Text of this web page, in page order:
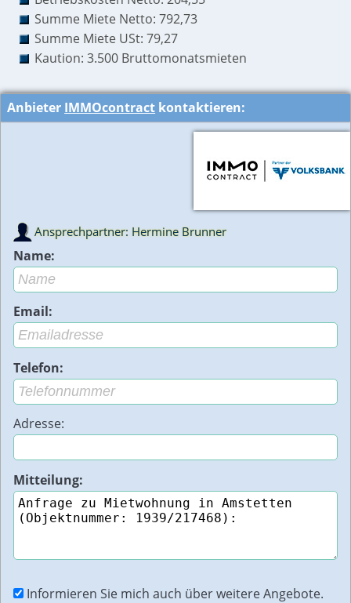
Summe Miete Netto: 792,73
Summe Miete USt: 79,27
Kaution: 3.500 Bruttomonatsmieten
Anbieter IMMOcontract kontaktieren:
Ansprechpartner: Hermine Brunner
Name:
Email:
Telefon:
Adresse:
Mitteilung:
Informieren Sie mich auch über weitere Angebote.